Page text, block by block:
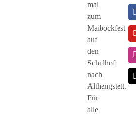
mal
zum
Maibockfest
auf
den
Schulhof
nach
Althengstett.
Für
alle